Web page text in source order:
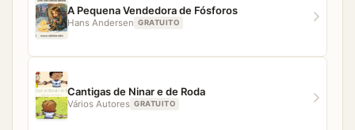
A Pequena Vendedora de Fósforos
Hans Andersen GRATUITO
Cantigas de Ninar e de Roda
Vários Autores GRATUITO